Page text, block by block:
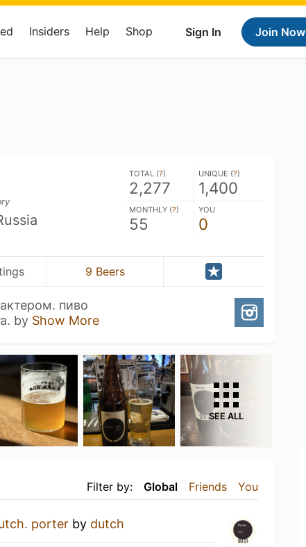
Sign In Join Now
Insiders Help Shop
TOTAL (?)
2,277
UNIQUE (?)
1,400
MONTHLY (?)
55
YOU
0
9 Beers
пиво
by Show More
SEE ALL
Filter by: Global Friends You
porter by dutch